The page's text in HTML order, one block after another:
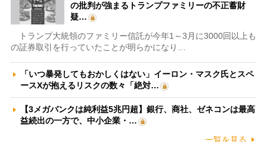
の批判が強まるトランプファミリーの不正蓄財
疑…
トランプ大統領のファミリー信託が今年1～3月に3000回以上も
の証券取引を行っていたことが明らかになり…
「いつ暴発してもおかしくはない」イーロン・マスク氏とスペ
ースXが抱えるリスクの数々「絶対…
【3メガバンクは純利益5兆円超】銀行、商社、ゼネコンは最高
益続出の一方で、中小企業・…
一覧を見る